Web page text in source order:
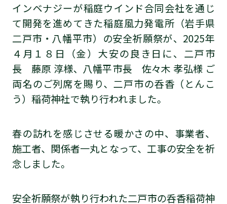
インベナジーが稲庭ウインド合同会社を通じ
て開発を進めてきた稲庭風力発電所（岩手県
二戸市・八幡平市）の安全祈願祭が、2025年
４月１８日（金）大安の良き日に、二戸市
長 藤原 淳様、八幡平市長 佐々木 孝弘様 ご
両名のご列席を賜り、二戸市の呑香（とんこ
う）稲荷神社で執り行われました。
春の訪れを感じさせる暖かさの中、事業者、
施工者、関係者一丸となって、工事の安全を祈
念しました。
安全祈願祭が執り行われた二戸市の呑香稲荷神